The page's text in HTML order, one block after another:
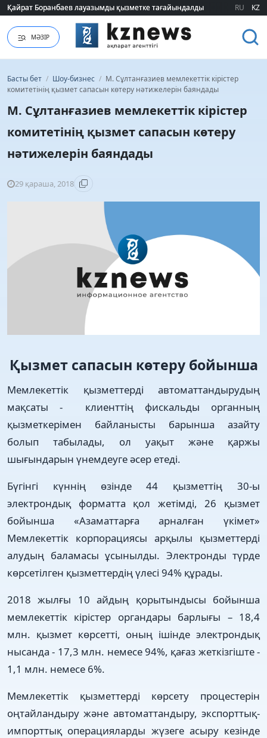
Қайрат Боранбаев лауазымды қызметке тағайындалды
Қайрат Боранбаев лауазымды қызметке тағайындалды RU KZ
МӘЗІР
Басты бет / Шоу-бизнес / М. Сұлтанғазиев мемлекеттік кірістер
комитетінің қызмет сапасын көтеру нәтижелерін баяндады
М. Сұлтанғазиев мемлекеттік кірістер
комитетінің қызмет сапасын көтеру
нәтижелерін баяндады
29 қараша, 2018
Қызмет сапасын көтеру бойынша
Мемлекеттік қызметтерді автоматтандырудың
мақсаты - клиенттің фискальды органның
қызметкерімен байланысты барынша азайту
болып табылады, ол уақыт және қаржы
шығындарын үнемдеуге әсер етеді.
Бүгінгі күннің өзінде 44 қызметтің 30-ы
электрондық форматта қол жетімді, 26 қызмет
бойынша «Азаматтарға арналған үкімет»
Мемлекеттік корпорациясы арқылы қызметтерді
алудың баламасы ұсынылды. Электронды түрде
көрсетілген қызметтердің үлесі 94% құрады.
2018 жылғы 10 айдың қорытындысы бойынша
мемлекеттік кірістер органдары барлығы – 18,4
млн. қызмет көрсетті, оның ішінде электрондық
нысанда - 17,3 млн. немесе 94%, қағаз жеткізгіште -
1,1 млн. немесе 6%.
Мемлекеттік қызметтерді көрсету процестерін
оңтайландыру және автоматтандыру, экспорттық-
импорттық операцияларды жүзеге асыру кезінде